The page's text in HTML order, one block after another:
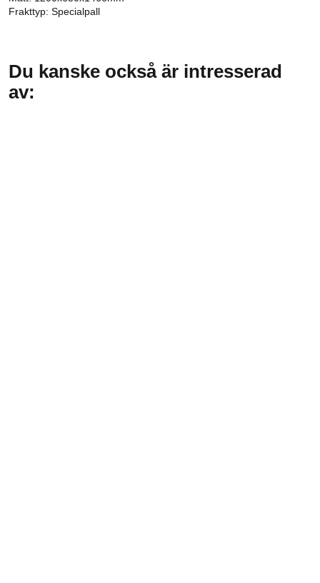
Frakttyp: Specialpall
Du kanske också är intresserad
av: